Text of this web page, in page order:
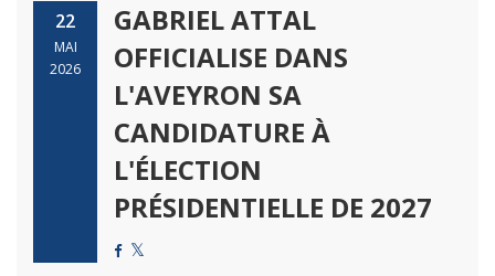
22
MAI
2026
GABRIEL ATTAL
OFFICIALISE DANS
L'AVEYRON SA
CANDIDATURE À
L'ÉLECTION
PRÉSIDENTIELLE DE 2027